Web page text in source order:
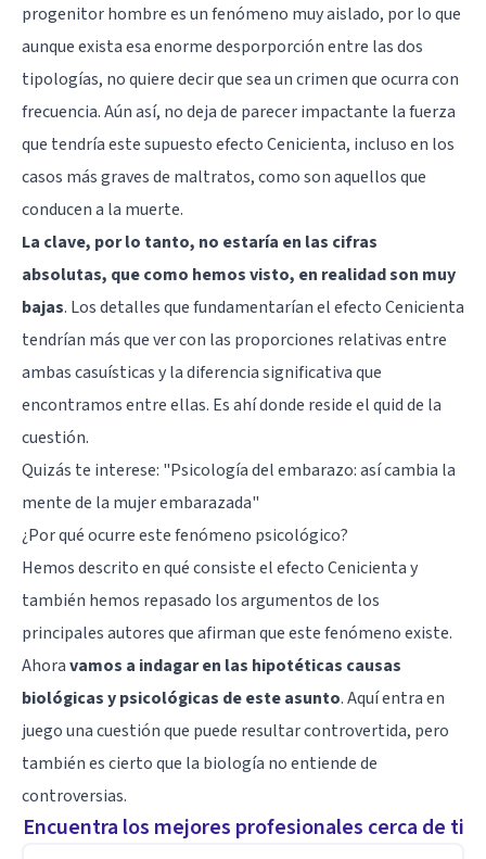
progenitor hombre es un fenómeno muy aislado, por lo que
aunque exista esa enorme desporporción entre las dos
tipologías, no quiere decir que sea un crimen que ocurra con
frecuencia. Aún así, no deja de parecer impactante la fuerza
que tendría este supuesto efecto Cenicienta, incluso en los
casos más graves de maltratos, como son aquellos que
conducen a la muerte.
La clave, por lo tanto, no estaría en las cifras
absolutas, que como hemos visto, en realidad son muy
bajas. Los detalles que fundamentarían el efecto Cenicienta
tendrían más que ver con las proporciones relativas entre
ambas casuísticas y la diferencia significativa que
encontramos entre ellas. Es ahí donde reside el quid de la
cuestión.
Quizás te interese: "Psicología del embarazo: así cambia la
mente de la mujer embarazada"
¿Por qué ocurre este fenómeno psicológico?
Hemos descrito en qué consiste el efecto Cenicienta y
también hemos repasado los argumentos de los
principales autores que afirman que este fenómeno existe.
Ahoravamos a indagar en las hipotéticas causas
biológicas y psicológicas de este asunto. Aquí entra en
juego una cuestión que puede resultar controvertida, pero
también es cierto que la biología no entiende de
controversias.
Encuentra los mejores profesionales cerca de ti